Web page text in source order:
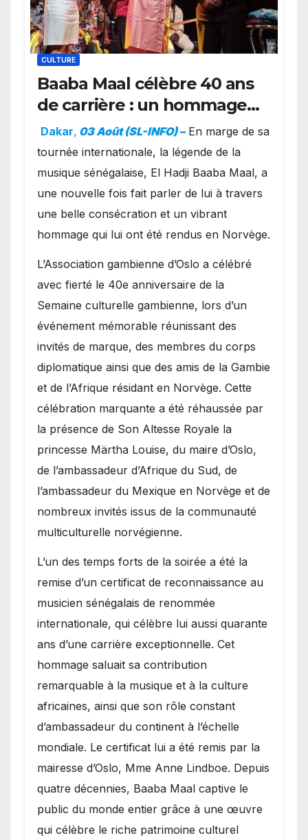
CULTURE
Baaba Maal célèbre 40 ans
de carrière : un hommage
exceptionnel à Oslo en
présence de la famille
royale.
Dakar, 03 Août (SL-INFO) – ​En marge de sa
tournée internationale, la légende de la
musique sénégalaise, El Hadji Baaba Maal, a
une nouvelle fois fait parler de lui à travers
une belle consécration et un vibrant
hommage qui lui ont été rendus en Norvège.
​L’Association gambienne d’Oslo a célébré
avec fierté le 40e anniversaire de la
Semaine culturelle gambienne, lors d’un
événement mémorable réunissant des
invités de marque, des membres du corps
diplomatique ainsi que des amis de la Gambie
et de l’Afrique résidant en Norvège. Cette
célébration marquante a été réhaussée par
la présence de Son Altesse Royale la
princesse Märtha Louise, du maire d’Oslo,
de l’ambassadeur d’Afrique du Sud, de
l’ambassadeur du Mexique en Norvège et de
nombreux invités issus de la communauté
multiculturelle norvégienne.
​L’un des temps forts de la soirée a été la
remise d’un certificat de reconnaissance au
musicien sénégalais de renommée
internationale, qui célèbre lui aussi quarante
ans d’une carrière exceptionnelle. Cet
hommage saluait sa contribution
remarquable à la musique et à la culture
africaines, ainsi que son rôle constant
d’ambassadeur du continent à l’échelle
mondiale. Le certificat lui a été remis par la
mairesse d’Oslo, Mme Anne Lindboe. Depuis
quatre décennies, Baaba Maal captive le
public du monde entier grâce à une œuvre
qui célèbre le riche patrimoine culturel